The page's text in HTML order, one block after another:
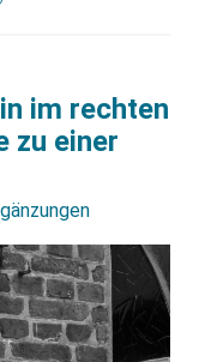
im rechten
zu einer